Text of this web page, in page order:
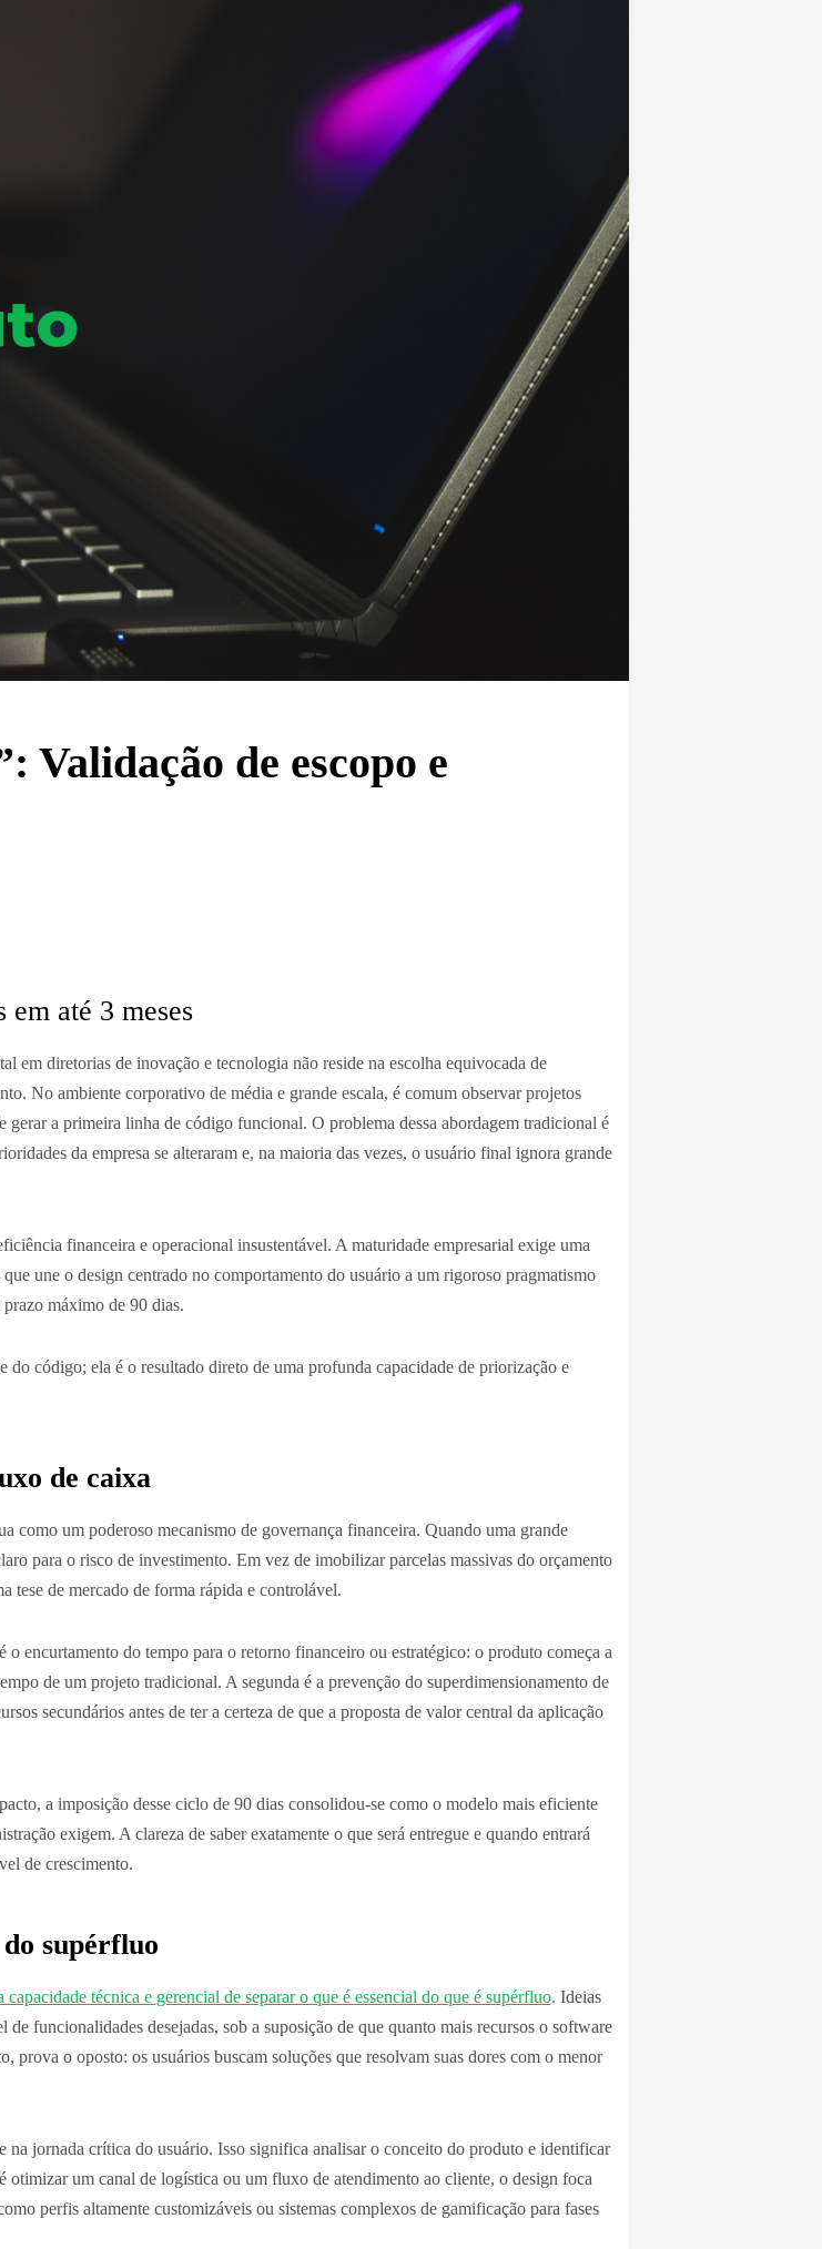
Validação de escopo e
até 3 meses
em diretorias de inovação e tecnologia não reside na escolha equivocada de
No ambiente corporativo de média e grande escala, é comum observar projetos
gerar a primeira linha de código funcional. O problema dessa abordagem tradicional é
da empresa se alteraram e, na maioria das vezes, o usuário final ignora grande
financeira e operacional insustentável. A maturidade empresarial exige uma
que une o design centrado no comportamento do usuário a um rigoroso pragmatismo
máximo de 90 dias.
do código; ela é o resultado direto de uma profunda capacidade de priorização e
de caixa
como um poderoso mecanismo de governança financeira. Quando uma grande
para o risco de investimento. Em vez de imobilizar parcelas massivas do orçamento
tese de mercado de forma rápida e controlável.
encurtamento do tempo para o retorno financeiro ou estratégico: o produto começa a
de um projeto tradicional. A segunda é a prevenção do superdimensionamento de
secundários antes de ter a certeza de que a proposta de valor central da aplicação
a imposição desse ciclo de 90 dias consolidou-se como o modelo mais eficiente
exigem. A clareza de saber exatamente o que será entregue e quando entrará
de crescimento.
supérfluo
capacidade técnica e gerencial de separar o que é essencial do que é supérfluo. Ideias
funcionalidades desejadas, sob a suposição de que quanto mais recursos o software
o oposto: os usuários buscam soluções que resolvam suas dores com o menor
na jornada crítica do usuário. Isso significa analisar o conceito do produto e identificar
um canal de logística ou um fluxo de atendimento ao cliente, o design foca
perfis altamente customizáveis ou sistemas complexos de gamificação para fases